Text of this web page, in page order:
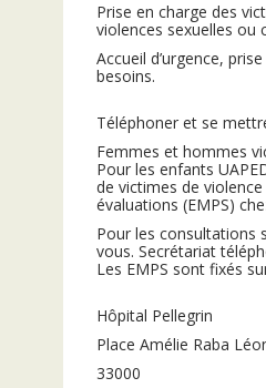
Prise en charge des
violences sexuelles ou
Accueil d’urgence,
besoins.
Téléphoner et se
Femmes et hommes
Pour les enfants
de victimes de
évaluations (EMPS)
Pour les consultations
vous. Secrétariat
Les EMPS sont fixés
Hôpital Pellegrin
Place Amélie Raba
33000